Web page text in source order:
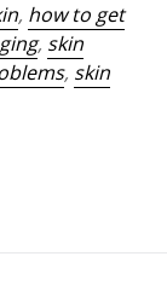
, how to get
, skin
, skin